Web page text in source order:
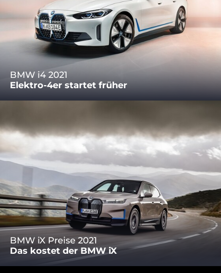
BMW i4 2021
Elektro-4er startet früher
BMW iX Preise 2021
Das kostet der BMW iX